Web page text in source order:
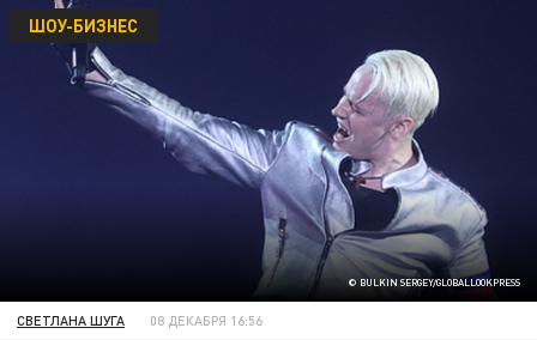
© BULKIN SERGEY/GLOBALLOOKPRESS
ШОУ-БИЗНЕС
СВЕТЛАНА ШУГА 08 ДЕКАБРЯ 16:56